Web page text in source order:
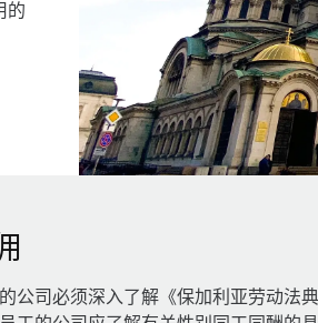
的
公司必须深入了解《保加利亚劳动法